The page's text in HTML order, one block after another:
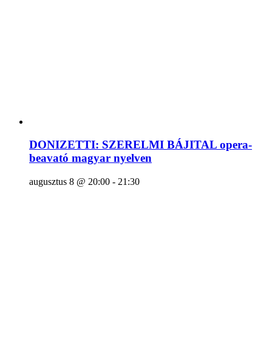
DONIZETTI: SZERELMI BÁJITAL opera-
beavató magyar nyelven
augusztus 8 @ 20:00 - 21:30